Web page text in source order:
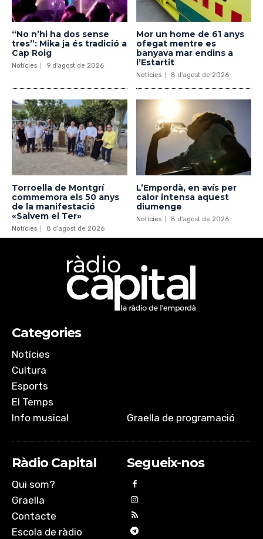
“No n’hi ha dos sense
tres”: Mika ja és tradició a
Cap Roig
Notícies 9 d'agost de 2026
Mor un home de 61 anys
ofegat mentre es
banyava mar endins a
l’Estartit
Notícies 8 d'agost de 2026
Torroella de Montgrí
commemora els 50 anys
de la manifestació
«Salvem el Ter»
Notícies 8 d'agost de 2026
L’Empordà, en avís per
calor intensa aquest
diumenge
Notícies 8 d'agost de 2026
Categories
Notícies
Cultura
Esports
El Temps
Info musical
Graella de programació
Ràdio Capital
Qui som?
Graella
Contacte
Escola de ràdio
Segueix-nos